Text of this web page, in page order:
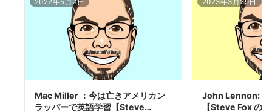
Mac Miller ：今は亡きアメリカン
ラッパーで英語学習【Steve…
John Lennon: 洋
【Steve Fox の